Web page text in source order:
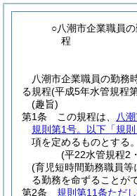
○八潮市企業職員
程
八潮市企業職員の勤務
る規程(平成5年水管規程
(趣旨)
第1条
この規程は、 八
規則第1号。以下「規
項を定めるものとする。
(平22水管規程2
(育児短時間勤務職員
る勤務を命ずることが
第2条
規則第11条ただ